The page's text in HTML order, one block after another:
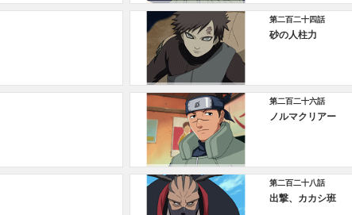
第二百二十四話
砂の人柱力
第二百二十六話
ノルマクリアー
第二百二十八話
出撃、カカシ班